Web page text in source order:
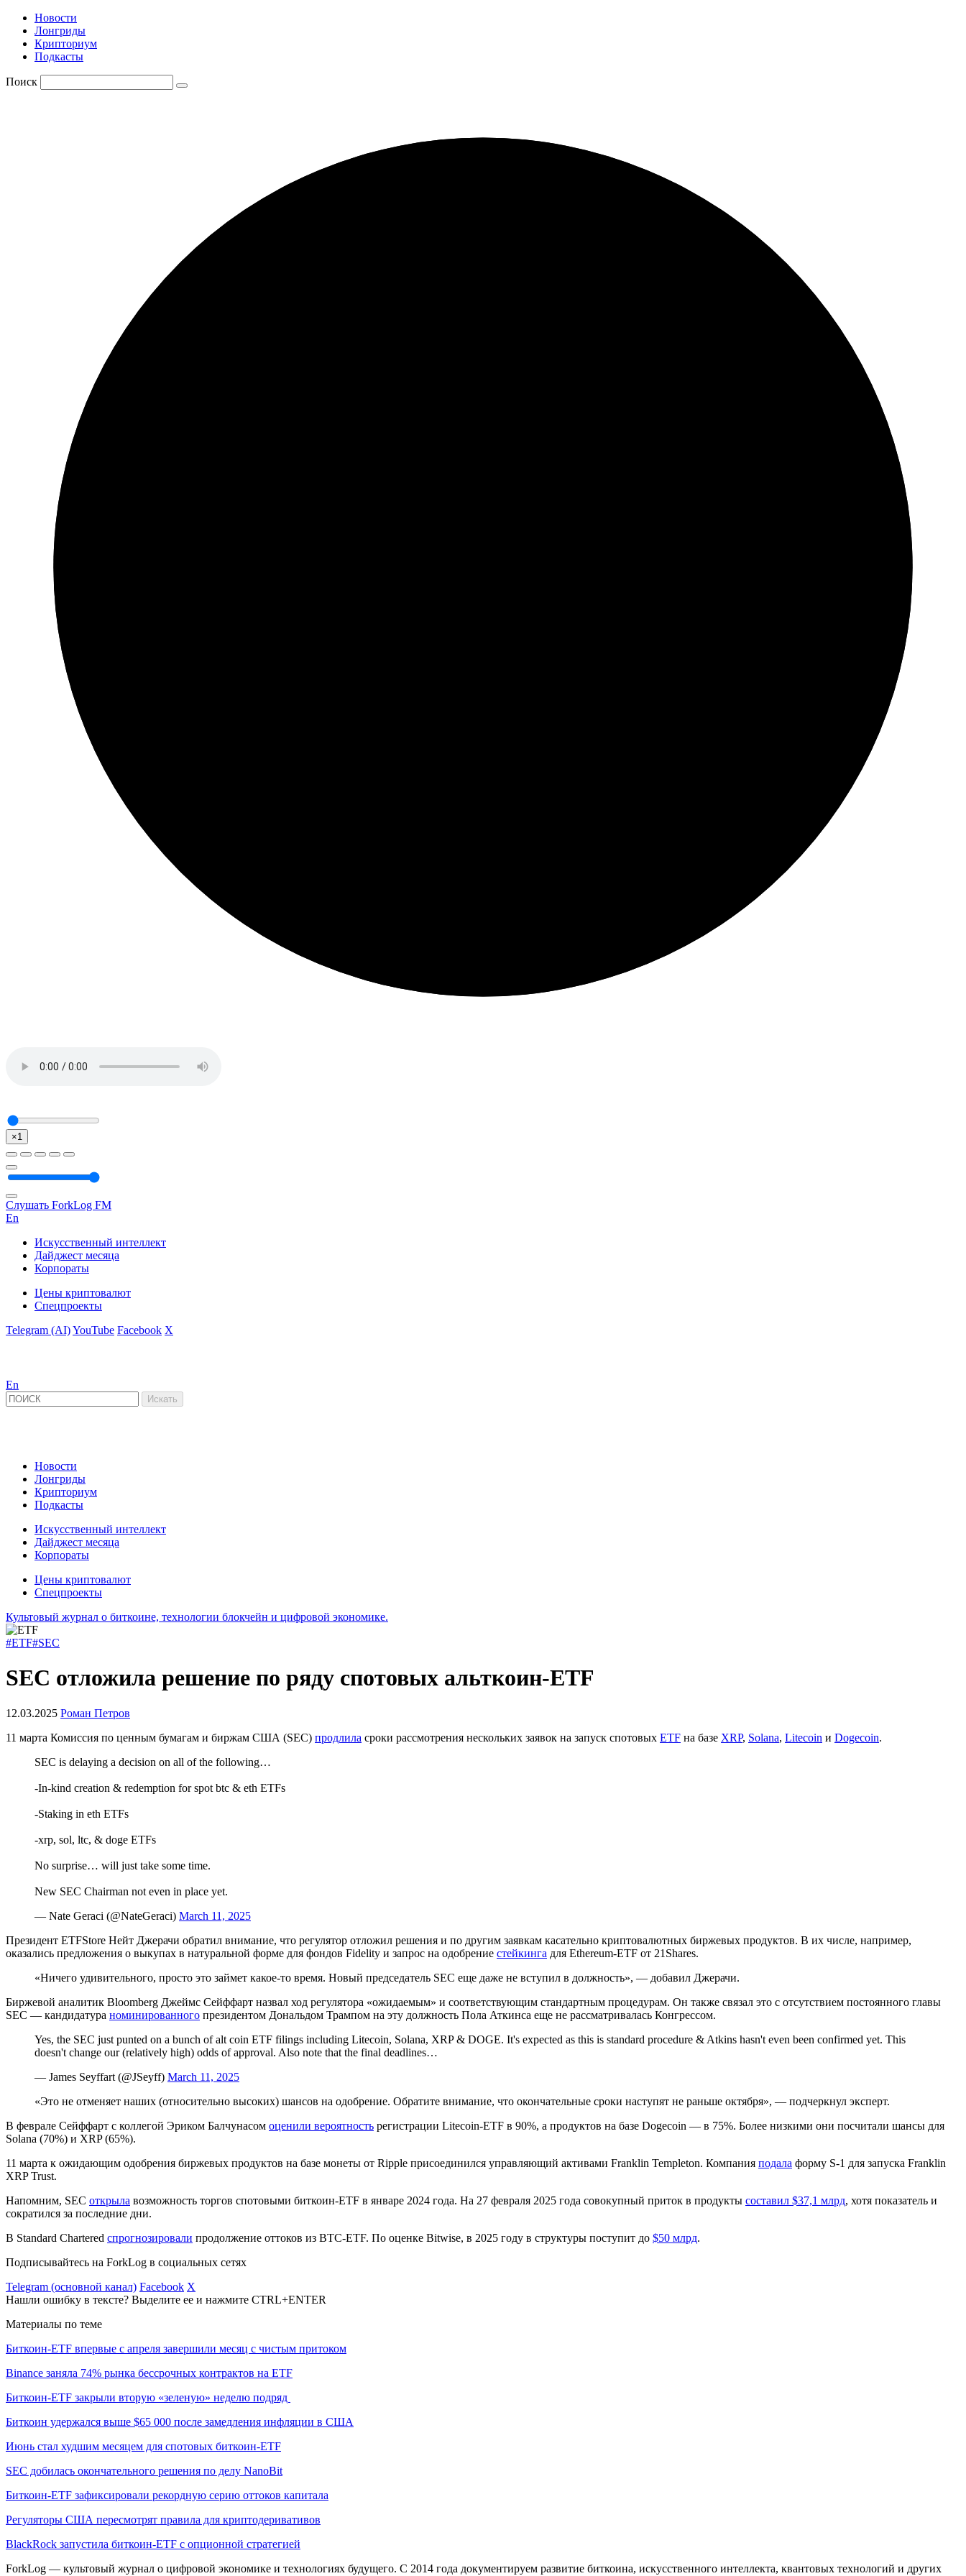
Новости
Лонгриды
Крипториум
Подкасты
Поиск
×1
Слушать ForkLog FM
En
Искусственный интеллект
Дайджест месяца
Корпораты
Цены криптовалют
Спецпроекты
Telegram (AI)YouTube Facebook X
En
Новости
Лонгриды
Крипториум
Подкасты
Искусственный интеллект
Дайджест месяца
Корпораты
Цены криптовалют
Спецпроекты
Культовый журнал о биткоине, технологии блокчейн и цифровой экономике.
#ETF#SEC
SEC отложила решение по ряду спотовых альткоин-ETF
12.03.2025 Роман Петров
11 марта Комиссия по ценным бумагам и биржам США (SEC) продлила сроки рассмотрения нескольких заявок на запуск спотовых ETF на базе XRP, Solana, Litecoin и Dogecoin.
SEC is delaying a decision on all of the following…
-In-kind creation & redemption for spot btc & eth ETFs
-Staking in eth ETFs
-xrp, sol, ltc, & doge ETFs
No surprise… will just take some time.
New SEC Chairman not even in place yet.
— Nate Geraci (@NateGeraci) March 11, 2025
Президент ETFStore Нейт Джерачи обратил внимание, что регулятор отложил решения и по другим заявкам касательно криптовалютных биржевых продуктов. В их числе, например,
оказались предложения о выкупах в натуральной форме для фондов Fidelity и запрос на одобрение стейкинга для Ethereum-ETF от 21Shares.
«Ничего удивительного, просто это займет какое-то время. Новый председатель SEC еще даже не вступил в должность», — добавил Джерачи.
Биржевой аналитик Bloomberg Джеймс Сейффарт назвал ход регулятора «ожидаемым» и соответствующим стандартным процедурам. Он также связал это с отсутствием постоянного главы
SEC — кандидатура номинированного президентом Дональдом Трампом на эту должность Пола Аткинса еще не рассматривалась Конгрессом.
Yes, the SEC just punted on a bunch of alt coin ETF filings including Litecoin, Solana, XRP & DOGE. It's expected as this is standard procedure & Atkins hasn't even been confirmed yet. This
doesn't change our (relatively high) odds of approval. Also note that the final deadlines…
— James Seyffart (@JSeyff) March 11, 2025
«Это не отменяет наших (относительно высоких) шансов на одобрение. Обратите внимание, что окончательные сроки наступят не раньше октября», — подчеркнул эксперт.
В феврале Сейффарт с коллегой Эриком Балчунасом оценили вероятность регистрации Litecoin-ETF в 90%, а продуктов на базе Dogecoin — в 75%. Более низкими они посчитали шансы для
Solana (70%) и XRP (65%).
11 марта к ожидающим одобрения биржевых продуктов на базе монеты от Ripple присоединился управляющий активами Franklin Templeton. Компания подала форму S-1 для запуска Franklin
XRP Trust.
Напомним, SEC открыла возможность торгов спотовыми биткоин-ETF в январе 2024 года. На 27 февраля 2025 года совокупный приток в продукты составил $37,1 млрд, хотя показатель и
сократился за последние дни.
В Standard Chartered спрогнозировали продолжение оттоков из BTC-ETF. По оценке Bitwise, в 2025 году в структуры поступит до $50 млрд.
Подписывайтесь на ForkLog в социальных сетях
Telegram (основной канал) Facebook X
Нашли ошибку в тексте? Выделите ее и нажмите CTRL+ENTER
Материалы по теме
Биткоин-ETF впервые с апреля завершили месяц с чистым притоком
Binance заняла 74% рынка бессрочных контрактов на ETF
Биткоин-ETF закрыли вторую «зеленую» неделю подряд
Биткоин удержался выше $65 000 после замедления инфляции в США
Июнь стал худшим месяцем для спотовых биткоин-ETF
SEC добилась окончательного решения по делу NanoBit
Биткоин-ETF зафиксировали рекордную серию оттоков капитала
Регуляторы США пересмотрят правила для криптодеривативов
BlackRock запустила биткоин-ETF с опционной стратегией
ForkLog — культовый журнал о цифровой экономике и технологиях будущего. С 2014 года документируем развитие биткоина, искусственного интеллекта, квантовых технологий и других